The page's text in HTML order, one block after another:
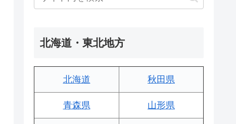
北海道・東北地方
北海道 秋田県
青森県 山形県